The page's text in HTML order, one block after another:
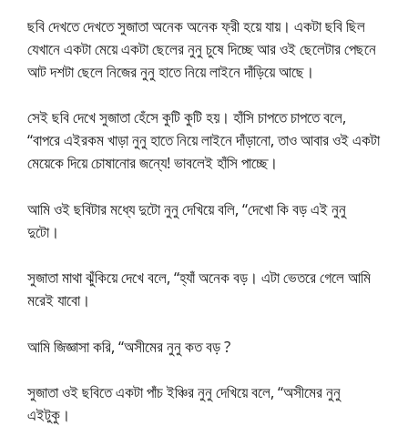
ছবি দেখতে দেখতে সুজাতা অনেক অনেক ফ্রী হয়ে যায়। একটা ছবি ছিল
যেখানে একটা মেয়ে একটা ছেলের নুনু চুষে দিচ্ছে আর ওই ছেলেটার পেছনে
আট দশটা ছেলে নিজের নুনু হাতে নিয়ে লাইনে দাঁড়িয়ে আছে।
সেই ছবি দেখে সুজাতা হেঁসে কুটি কুটি হয়। হাঁসি চাপতে চাপতে বলে,
“বাপরে এইরকম খাড়া নুনু হাতে নিয়ে লাইনে দাঁড়ানো, তাও আবার ওই একটা
মেয়েকে দিয়ে চোষানোর জন্যে! ভাবলেই হাঁসি পাচ্ছে।
আমি ওই ছবিটার মধ্যে দুটো নুনু দেখিয়ে বলি, “দেখো কি বড় এই নুনু
দুটো।
সুজাতা মাথা ঝুঁকিয়ে দেখে বলে, “হ্যাঁ অনেক বড়। এটা ভেতরে গেলে আমি
মরেই যাবো।
আমি জিজ্ঞাসা করি, “অসীমের নুনু কত বড় ?
সুজাতা ওই ছবিতে একটা পাঁচ ইঞ্চির নুনু দেখিয়ে বলে, “অসীমের নুনু
এইটুকু।